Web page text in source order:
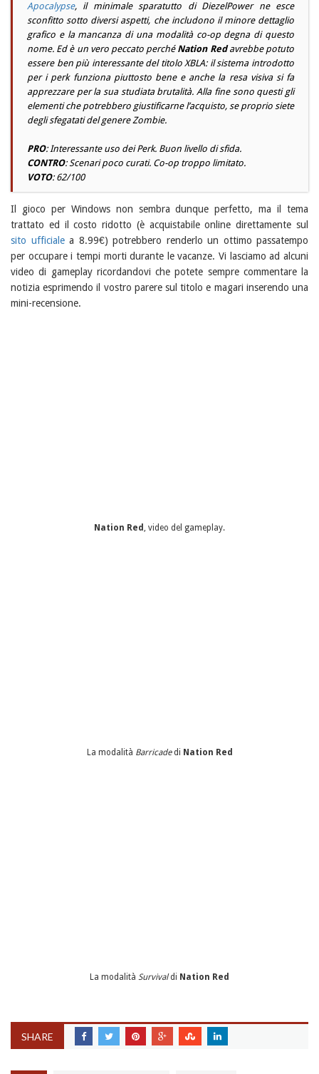
Apocalypse, il minimale sparatutto di DiezelPower ne esce
sconfitto sotto diversi aspetti, che includono il minore dettaglio
grafico e la mancanza di una modalità co-op degna di questo
nome. Ed è un vero peccato perché Nation Redavrebbe potuto
essere ben più interessante del titolo XBLA: il sistema introdotto
per i perk funziona piuttosto bene e anche la resa visiva si fa
apprezzare per la sua studiata brutalità. Alla fine sono questi gli
elementi che potrebbero giustificarne l’acquisto, se proprio siete
degli sfegatati del genere Zombie.
PRO: Interessante uso dei Perk. Buon livello di sfida.
CONTRO: Scenari poco curati. Co-op troppo limitato.
VOTO: 62/100
Il gioco per Windows non sembra dunque perfetto, ma il tema
trattato ed il costo ridotto (è acquistabile online direttamente sul
sito ufficialea 8.99€) potrebbero renderlo un ottimo passatempo
per occupare i tempi morti durante le vacanze. Vi lasciamo ad alcuni
video di gameplay ricordandovi che potete sempre commentare la
notizia esprimendo il vostro parere sul titolo e magari inserendo una
mini-recensione.
Nation Red, video del gameplay.
La modalità Barricadedi Nation Red
La modalità Survivaldi Nation Red
SHARE